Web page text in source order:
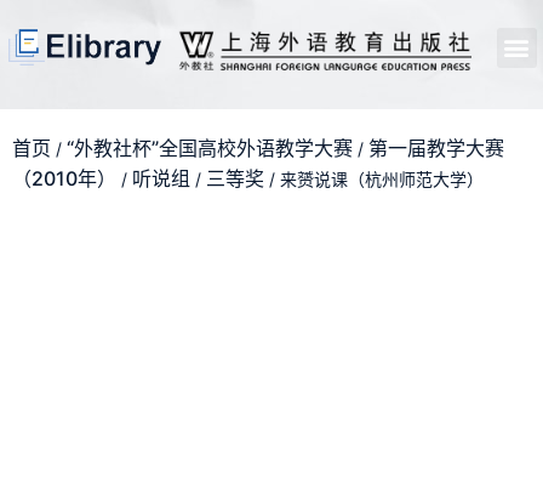
首页 / “外教社杯”全国高校外语教学大赛 / 第一届教学大赛
（2010年）
/ 听说组 / 三等奖 / 来赟说课（杭州师范大学）